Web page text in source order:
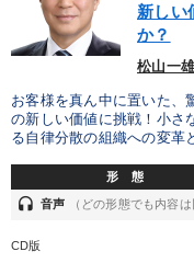
若手異才経営者の発想
テーマ
資産戦略 仕事のス
2025年夏季全国経営者
新しい
か？
松山一
お客様を真ん中に置いた、
の新しい価値に挑戦！小さ
る自律分散の組織への変革
形 態
headset 音声 （どの形態でも内容は
CD版